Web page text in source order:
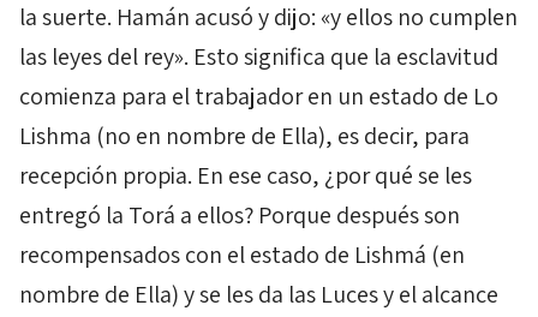
la suerte. Hamán acusó y dijo: «y ellos no cumplen
las leyes del rey». Esto significa que la esclavitud
comienza para el trabajador en un estado de Lo
Lishma (no en nombre de Ella), es decir, para
recepción propia. En ese caso, ¿por qué se les
entregó la Torá a ellos? Porque después son
recompensados con el estado de Lishmá (en
nombre de Ella) y se les da las Luces y el alcance